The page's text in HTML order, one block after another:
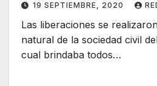
19 SEPTIEMBRE, 2020
Las liberaciones se
natural de la sociedad civil
cual brindaba todos…